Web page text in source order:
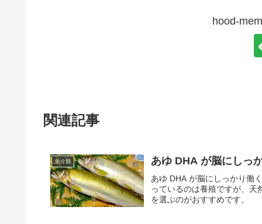
hood-
関連記事
魚介類 あゆ DHA が脳にしっ
あゆ DHA が脳にしっかり働
っているのは養殖ですが、
を選ぶのがおすすめです。